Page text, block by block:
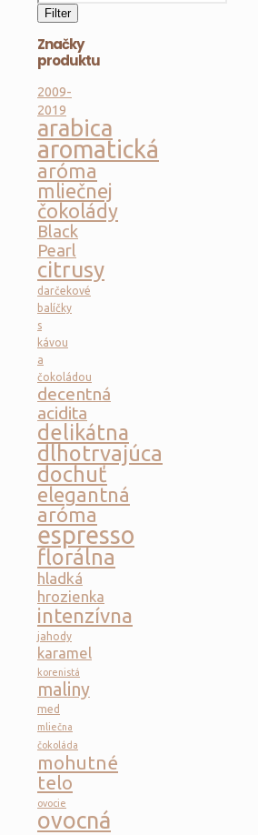
cena
Filter
Značky
produktu
2009-
2019
arabica
aromatická
aróma
mliečnej
čokolády
Black
Pearl
citrusy
darčekové
balíčky
s
kávou
a
čokoládou
decentná
acidita
delikátna
dlhotrvajúca
dochuť
elegantná
aróma
espresso
florálna
hladká
hrozienka
intenzívna
jahody
karamel
korenistá
maliny
med
mliečna
čokoláda
mohutné
telo
ovocie
ovocná